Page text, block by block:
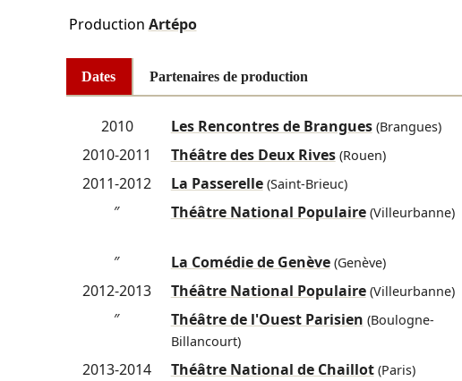
Production Artépo
Dates Partenaires de production
2010 Les Rencontres de Brangues(Brangues)
2010-2011
Théâtre des Deux Rives(Rouen)
2011-2012 La Passerelle(Saint-Brieuc)
″ Théâtre National Populaire(Villeurbanne)
″ La Comédie de Genève(Genève)
2012-2013
Théâtre National Populaire(Villeurbanne)
″ Théâtre de l'Ouest Parisien (Boulogne-
Billancourt)
2013-2014 Théâtre National de Chaillot(Paris)